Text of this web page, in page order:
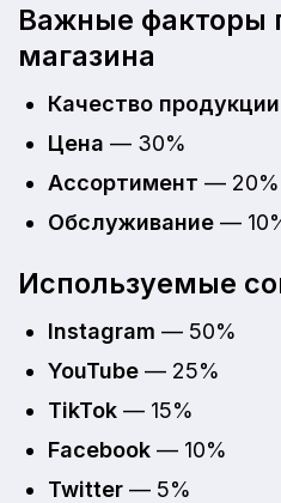
Важные факторы
магазина
Качество продукции
Цена — 30%
Ассортимент — 20%
Обслуживание —
Используемые
Instagram — 50%
YouTube — 25%
TikTok — 15%
Facebook — 10%
Twitter — 5%